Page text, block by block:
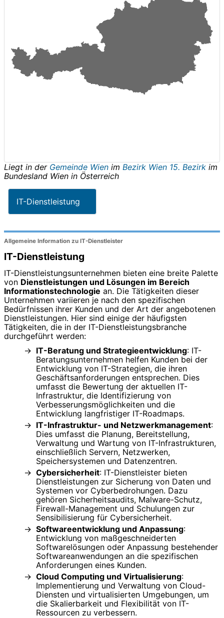
Liegt in der Gemeinde Wien im Bezirk Wien 15. Bezirk im
Bundesland Wien in Österreich
IT-Dienstleistung
Allgemeine Information zu IT-Dienstleister
IT-Dienstleistung
IT-Dienstleistungsunternehmen bieten eine breite Palette
von Dienstleistungen und Lösungen im Bereich
Informationstechnologie an. Die Tätigkeiten dieser
Unternehmen variieren je nach den spezifischen
Bedürfnissen ihrer Kunden und der Art der angebotenen
Dienstleistungen. Hier sind einige der häufigsten
Tätigkeiten, die in der IT-Dienstleistungsbranche
durchgeführt werden:
IT-Beratung und Strategieentwicklung: IT-
Beratungsunternehmen helfen Kunden bei der
Entwicklung von IT-Strategien, die ihren
Geschäftsanforderungen entsprechen. Dies
umfasst die Bewertung der aktuellen IT-
Infrastruktur, die Identifizierung von
Verbesserungsmöglichkeiten und die
Entwicklung langfristiger IT-Roadmaps.
IT-Infrastruktur- und Netzwerkmanagement:
Dies umfasst die Planung, Bereitstellung,
Verwaltung und Wartung von IT-Infrastrukturen,
einschließlich Servern, Netzwerken,
Speichersystemen und Datenzentren.
Cybersicherheit: IT-Dienstleister bieten
Dienstleistungen zur Sicherung von Daten und
Systemen vor Cyberbedrohungen. Dazu
gehören Sicherheitsaudits, Malware-Schutz,
Firewall-Management und Schulungen zur
Sensibilisierung für Cybersicherheit.
Softwareentwicklung und Anpassung:
Entwicklung von maßgeschneiderten
Softwarelösungen oder Anpassung bestehender
Softwareanwendungen an die spezifischen
Anforderungen eines Kunden.
Cloud Computing und Virtualisierung:
Implementierung und Verwaltung von Cloud-
Diensten und virtualisierten Umgebungen, um
die Skalierbarkeit und Flexibilität von IT-
Ressourcen zu verbessern.